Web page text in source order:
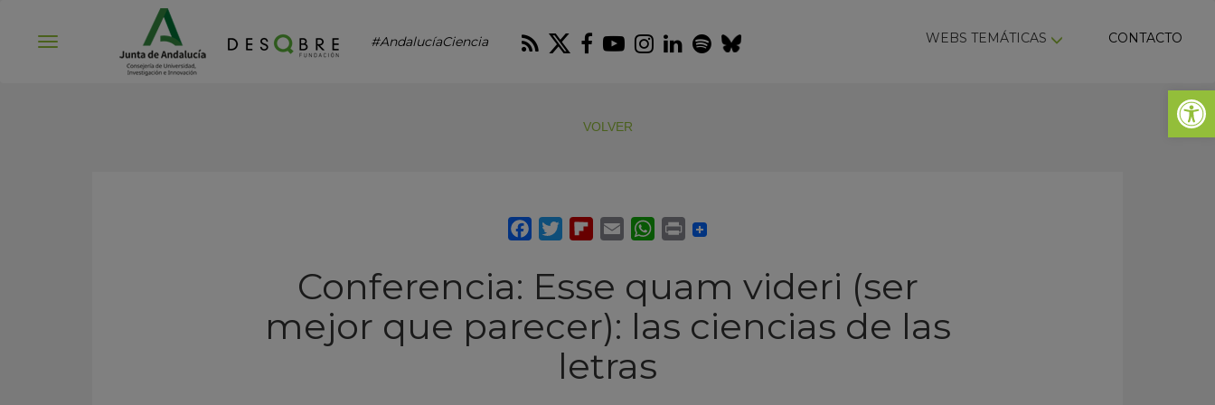
Abrir
#AndalucíaCiencia RSS Twitter
Facebook
Youtube
Instagram
LinkedIn
Spotify
Bluesky WEBS TEMÁTICAS CONTACTO
VOLVER
Conferencia: Esse quam videri (ser
mejor que parecer): las ciencias de las
letras